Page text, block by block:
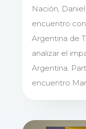
Nación,
encuentro
Argentina de
analizar el
Argentina.
encuentro